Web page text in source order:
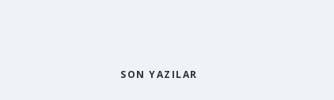
SON YAZILAR